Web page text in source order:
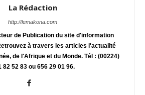
La Rédaction
http://lemakona.com
de Publication du site d'information
à travers les articles l'actualité
de l'Afrique et du Monde. Tél : (00224)
82 52 83 ou 656 29 01 96.